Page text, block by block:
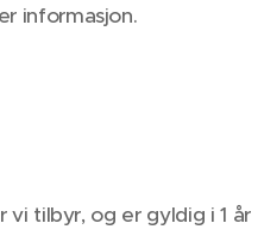
informasjon.
tilbyr, og er gyldig i 1 år